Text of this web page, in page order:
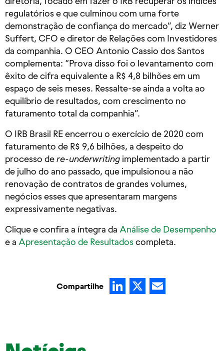
regulatórios e que culminou com uma forte
demonstração de confiança do mercado”, diz Werner
Suffert, CFO e diretor de Relações com Investidores
da companhia. O CEO Antonio Cassio dos Santos
complementa: “Prova disso foi o levantamento com
êxito de cifra equivalente a R$ 4,8 bilhões em um
espaço de seis meses. Ressalte-se ainda a volta ao
equilíbrio de resultados, com crescimento no
faturamento total da companhia”.
O IRB Brasil RE encerrou o exercício de 2020 com
faturamento de R$ 9,6 bilhões, a despeito do
processo dere-underwriting implementado a partir
de julho do ano passado, que impulsionou a não
renovação de contratos de grandes volumes,
negócios esses que apresentaram margens
expressivamente negativas.
Clique e confira a íntegra da Análise de Desempenho
e a Apresentação de Resultadoscompleta.
Compartilhe LinkedIn
X